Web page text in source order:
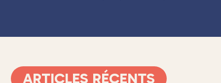
ARTICLES RÉCENTS